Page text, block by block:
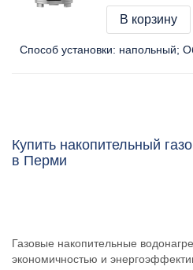
В корзину
Способ установки: напольный
Купить накопительный
в Перми
Газовые накопительные
экономичностью и